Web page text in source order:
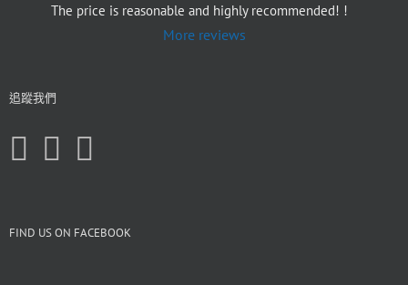
The price is reasonable and highly recommended! !
More reviews
追蹤我們
FIND US ON FACEBOOK